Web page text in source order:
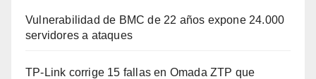
Vulnerabilidad de BMC de 22 años expone 24.000
servidores a ataques
TP-Link corrige 15 fallas en Omada ZTP que